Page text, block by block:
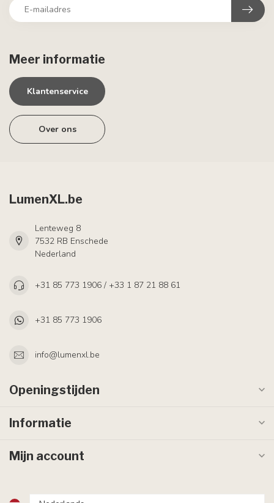
Meer informatie
Klantenservice
Over ons
LumenXL.be
Lenteweg 8
7532 RB Enschede
Nederland
+31 85 773 1906 / +33 1 87 21 88 61
+31 85 773 1906
info@lumenxl.be
Openingstijden
Informatie
Mijn account